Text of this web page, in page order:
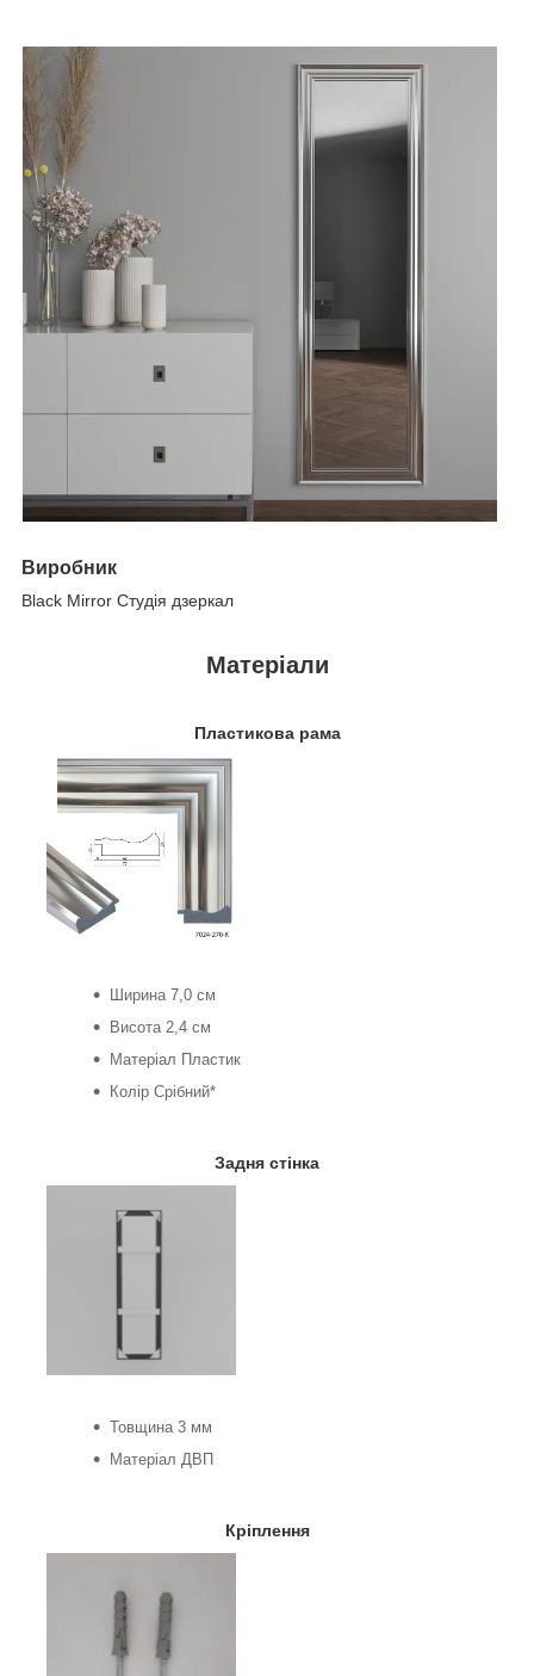
Виробник
Black Mirror Студія дзеркал
Матеріали
Пластикова рама
Ширина 7,0 см
Висота 2,4 см
Матеріал Пластик
Колір Срібний*
Задня стінка
Товщина 3 мм
Матеріал ДВП
Кріплення